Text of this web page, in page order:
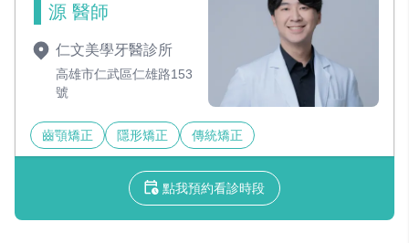
源 醫師
仁文美學牙醫診所
高雄市仁武區仁雄路153
號
齒顎矯正 隱形矯正 傳統矯正
點我預約看診時段